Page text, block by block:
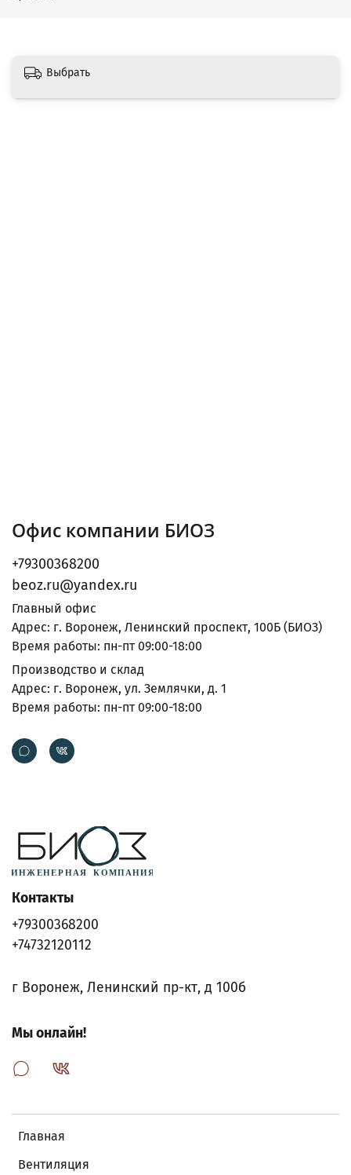
Выбрать
Офис компании БИОЗ
+79300368200
beoz.ru@yandex.ru
Главный офис
Адрес: г. Воронеж, Ленинский проспект, 100Б (БИОЗ)
Время работы: пн-пт 09:00-18:00
Производство и склад
Адрес: г. Воронеж, ул. Землячки, д. 1
Время работы: пн-пт 09:00-18:00
Главная
Вентиляция
Контакты
+79300368200
+74732120112
г Воронеж, Ленинский пр-кт, д 100б
Мы онлайн!